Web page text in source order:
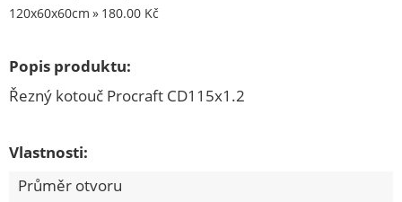
Aku postřikovače
Aku rázový utahovak
Aku reflektory
Aku sekačky
Aku úhlová bruska
120x60x60cm
180.00 Kč
Popis produktu:
Řezný kotouč Procraft CD115x1.2
Vlastnosti:
Průměr otvoru